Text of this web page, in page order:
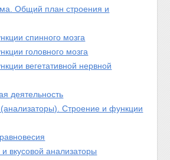
Общий план строения и
спинного мозга
головного мозга
вегетативной нервной
деятельность
Строение и функции
вкусовой анализаторы